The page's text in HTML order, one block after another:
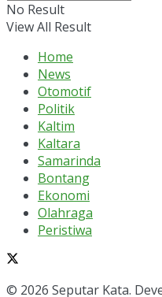
No Result
View All Result
Home
News
Otomotif
Politik
Kaltim
Kaltara
Samarinda
Bontang
Ekonomi
Olahraga
Peristiwa
© 2026 Seputar Kata.